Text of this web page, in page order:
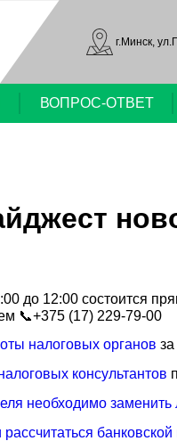
г.Минск,
ВОПРОС-ОТВЕТ
до 12:00 состоится
📞+375 (17) 229-79-00
налоговых органов
консультантов
необходимо
банковской